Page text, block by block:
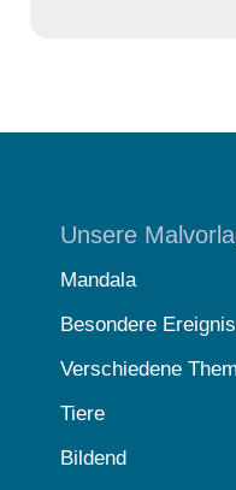
Unsere
Mandala
Besondere
Verschiedene
Tiere
Bildend